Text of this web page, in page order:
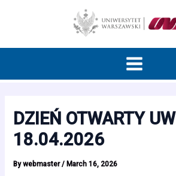
Main
Menu
DZIEŃ OTWARTY
18.04.2026
Bywebmaster/ March 16, 2026